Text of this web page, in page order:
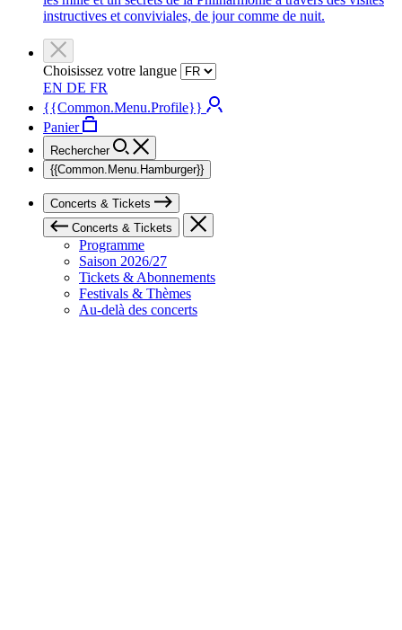
instructives et conviviales, de jour comme de nuit.
Choisissez votre langue
EN DE FR
{{Common.Menu.Profile}}
Panier
Rechercher
{{Common.Menu.Hamburger}}
Concerts & Tickets
Concerts & Tickets
Programme
Saison 2026/27
Tickets & Abonnements
Festivals & Thèmes
Au-delà des concerts